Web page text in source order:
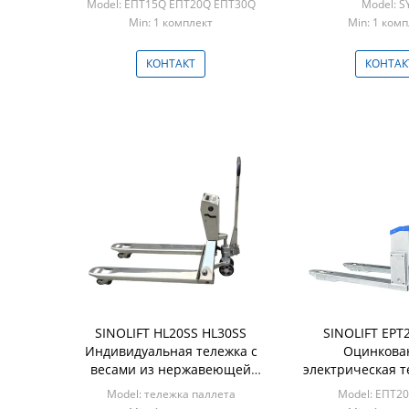
большой емкости
Model: ЕПТ15Q ЕПТ20Q ЕПТ30Q
Min: 1 комплект
КОНТАКТ
Model:
Min: 1
SINOLIFT HL20SS HL30SS
Индивидуальная тележка с
весами из нержавеющей
стали и встроенным
Model: тележка паллета
SINOLIFT
электрическая
повышенной
Model: